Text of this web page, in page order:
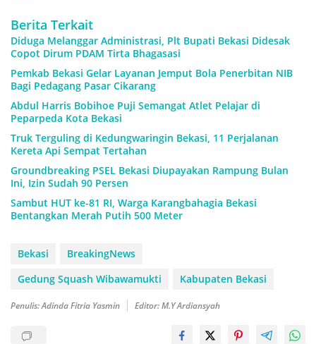
Berita Terkait
Diduga Melanggar Administrasi, Plt Bupati Bekasi Didesak
Copot Dirum PDAM Tirta Bhagasasi
Pemkab Bekasi Gelar Layanan Jemput Bola Penerbitan NIB
Bagi Pedagang Pasar Cikarang
Abdul Harris Bobihoe Puji Semangat Atlet Pelajar di
Peparpeda Kota Bekasi
Truk Terguling di Kedungwaringin Bekasi, 11 Perjalanan
Kereta Api Sempat Tertahan
Groundbreaking PSEL Bekasi Diupayakan Rampung Bulan
Ini, Izin Sudah 90 Persen
Sambut HUT ke-81 RI, Warga Karangbahagia Bekasi
Bentangkan Merah Putih 500 Meter
Bekasi
BreakingNews
Gedung Squash Wibawamukti
Kabupaten Bekasi
Penulis: Adinda Fitria Yasmin Editor: M.Y Ardiansyah